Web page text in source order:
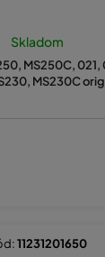
MS250C, 021,
MS230C
Skladom
11231201650